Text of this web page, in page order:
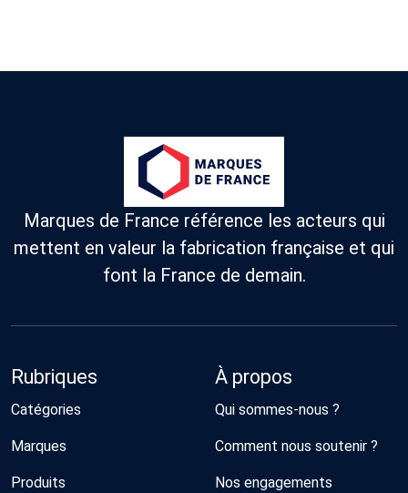
Marques de France référence les acteurs qui
mettent en valeur la fabrication française et qui
font la France de demain.
Rubriques
Catégories
Marques
Produits
À propos
Qui sommes-nous ?
Comment nous soutenir ?
Nos engagements